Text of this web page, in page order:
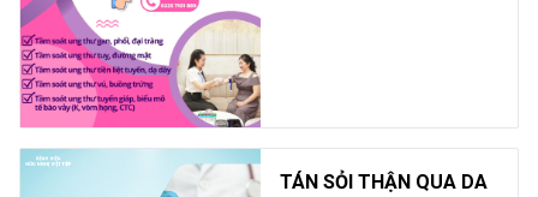
TÁN SỎI THẬN QUA DA